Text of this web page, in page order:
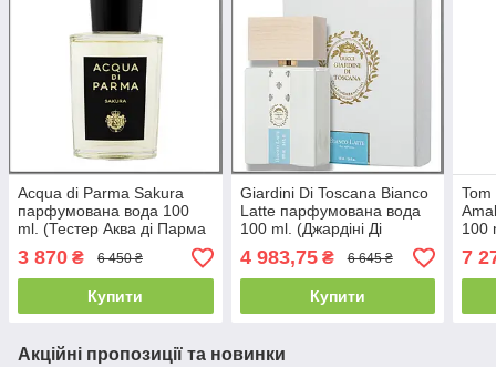
Acqua di Parma Sakura
парфумована вода 100
ml. (Тестер Аква ді Парма
Сакура)
3 870 ₴ 6 450 ₴
Купити
Giardini Di Toscana Bianco
Latte парфумована вода
100 ml. (Джардіні Ді
Тоскана Б'янко Лате)
4 983,75₴ 6 645 ₴
Купити
100
7
Акційні пропозиції та новинки